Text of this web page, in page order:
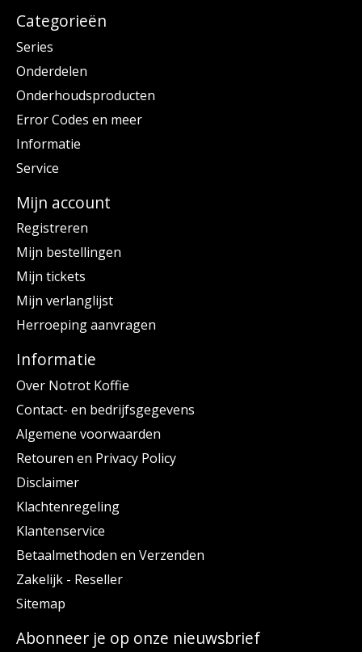
Categorieën
Series
Onderdelen
Onderhoudsproducten
Error Codes en meer
Informatie
Service
Mijn account
Registreren
Mijn bestellingen
Mijn tickets
Mijn verlanglijst
Herroeping aanvragen
Informatie
Over Notrot Koffie
Contact- en bedrijfsgegevens
Algemene voorwaarden
Retouren en Privacy Policy
Disclaimer
Klachtenregeling
Klantenservice
Betaalmethoden en Verzenden
Zakelijk - Reseller
Sitemap
Abonneer je op onze nieuwsbrief